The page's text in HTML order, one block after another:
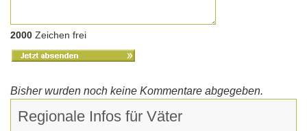
2000 Zeichen frei
Bisher wurden noch keine Kommentare abgegeben.
Regionale Infos für Väter